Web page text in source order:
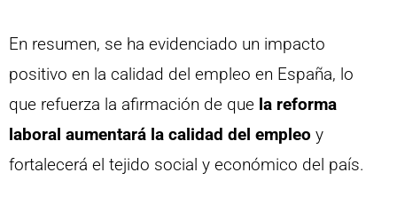
En resumen, se ha evidenciado un impacto
positivo en la calidad del empleo en España, lo
que refuerza la afirmación de que la reforma
laboral aumentará la calidad del empleo y
fortalecerá el tejido social y económico del país.